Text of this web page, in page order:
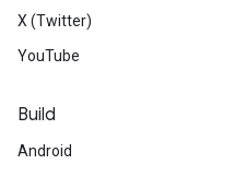
X (Twitter)
YouTube
Build
Android